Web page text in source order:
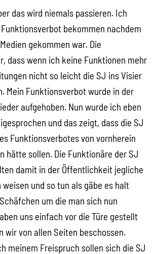
das wird niemals passieren. Ich
bekommen nachdem
gekommen war. Die
dass wenn ich keine Funktionen mehr
nicht so leicht die SJ ins Visier
Mein Funktionsverbot wurde in der
aufgehoben. Nun wurde ich eben
und das zeigt, dass die SJ
Funktionsverbotes von vornherein
hätte sollen. Die Funktionäre der SJ
damit in der Öffentlichkeit jegliche
und so tun als gäbe es halt
um die man sich nun
uns einfach vor die Türe gestellt
wir von allen Seiten beschossen.
meinem Freispruch sollen sich die SJ